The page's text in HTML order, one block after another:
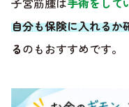
自分も保険に入れるか
るのもおすすめです。